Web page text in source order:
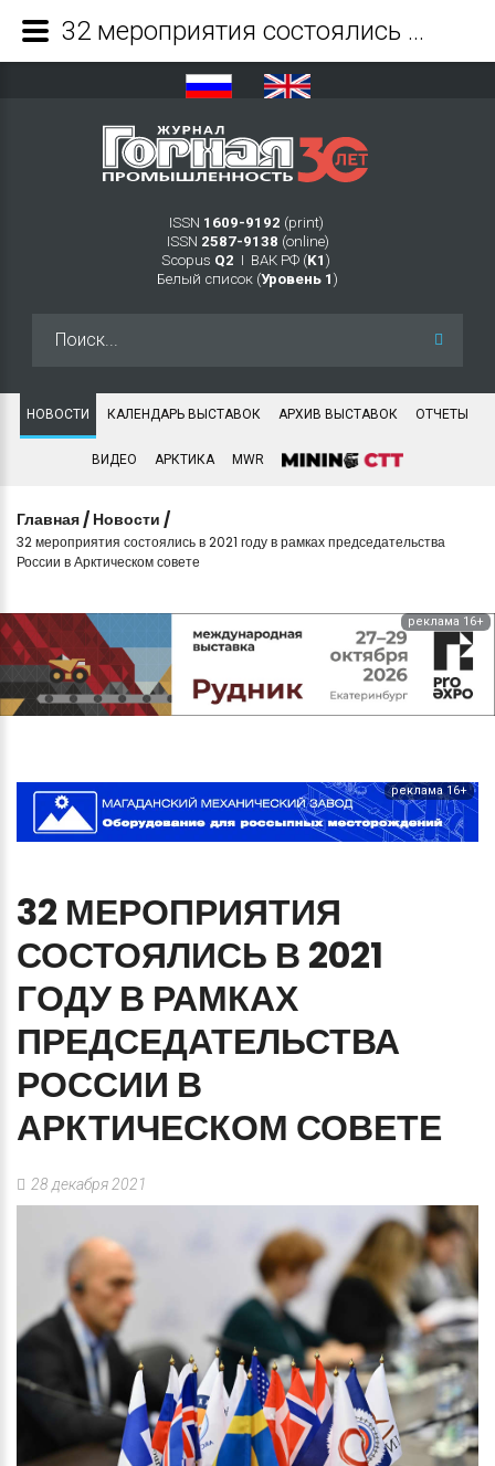
ISSN 1609-9192 (print)
ISSN 2587-9138 (online)
Scopus Q2 Ι ВАК РФ (K1 )
Белый список (Уровень 1 )
НОВОСТИ КАЛЕНДАРЬ ВЫСТАВОК АРХИВ ВЫСТАВОК ОТЧЕТЫ
ВИДЕО АРКТИКА MWR
Главная / Новости /
32 мероприятия состоялись в 2021 году в рамках председательства
России в Арктическом совете
реклама 16+
реклама 16+
32 МЕРОПРИЯТИЯ
СОСТОЯЛИСЬ В 2021
ГОДУ В РАМКАХ
ПРЕДСЕДАТЕЛЬСТВА
РОССИИ В
АРКТИЧЕСКОМ СОВЕТЕ
28 декабря 2021
32 мероприятия состоялись в 2021 году в рамках председательства России в Арктическом совете - Журнал Горная промышленность